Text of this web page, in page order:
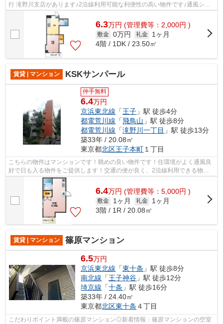
行 滝野川支店があります♪2沿線利用可能な利便性の高い物件です♪通風シス
テムが整った換気がしやすい物件です♪...
6.3万円 (管理費等：2,000円 )
敷金 0万円 礼金
1ヶ月
4階 / 1DK / 23.50㎡
賃貸 | マンション KSKサンパール
仲手無料
6.4万円
京浜東北線 「王子 」駅 徒歩4分
都電荒川線 「飛鳥山 」駅 徒歩8分
都電荒川線 「滝野川一丁目 」駅 徒歩13分
築33年 / 20.08㎡
東京都北区王子本町 １丁目
こちらの物件はマンションです！眺めの良い物件です！住環境がよく通風良
好で日も入る物件をご提供します！交通の便が良く、2沿線利用できる物件
です！こちらの物件はエレベーター付き...
6.4万円 (管理費等：5,000円 )
敷金 1ヶ月 礼金
1ヶ月
3階 / 1R / 20.08㎡
賃貸 | マンション 篠原マンション
6.5万円
京浜東北線 「東十条 」駅 徒歩8分
南北線 「王子神谷 」駅 徒歩12分
埼京線 「十条 」駅 徒歩16分
築33年 / 24.40㎡
東京都北区東十条 ４丁目
こだわりポイント満載の篠原マンション◎新着情報：篠原マンションの空室